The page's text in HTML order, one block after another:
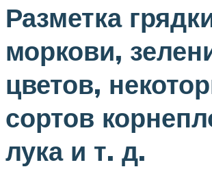
Разметка
моркови,
цветов,
сортов
лука и т. д.